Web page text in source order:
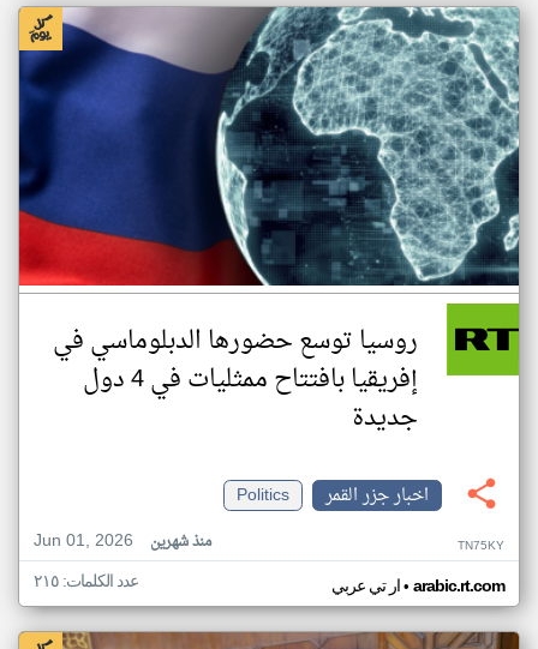
روسيا توسع حضورها الدبلوماسي في
إفريقيا بافتتاح ممثليات في 4 دول
جديدة
اخبار جزر القمر
Politics
Jun 01, 2026
منذ شهرين TN75KY
ار تي عربي• arabic.rt.com عدد الكلمات: ٢١٥